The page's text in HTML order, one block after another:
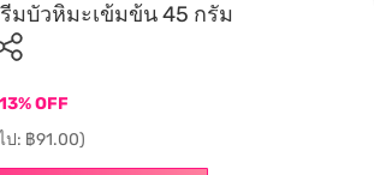
มบัวหิมะเข้มข้น 45 กรัม
13% OFF
ป: ฿91.00)